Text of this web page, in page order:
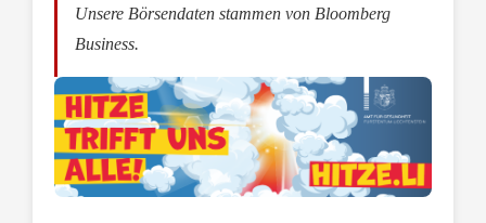
Unsere Börsendaten stammen von Bloomberg
Business.